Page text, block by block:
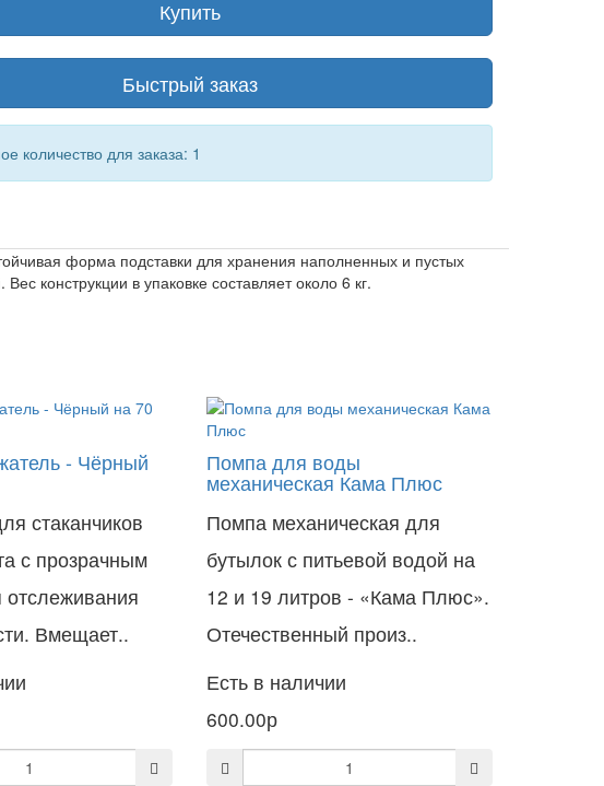
Купить
Быстрый заказ
количество для заказа: 1
форма подставки для хранения наполненных и пустых
конструкции в упаковке составляет около 6 кг.
- Чёрный
стаканчиков
с прозрачным
Вмещает..
Помпа для воды
механическая Кама Плюс
Помпа механическая для
бутылок с питьевой водой на
12 и 19 литров - «Кама Плюс».
Отечественный произ..
Есть в наличии
600.00р